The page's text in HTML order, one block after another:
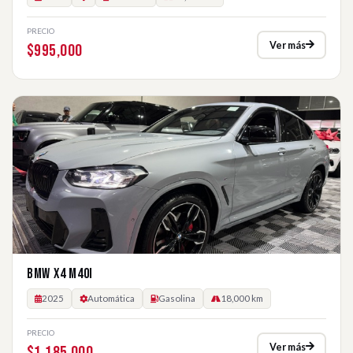
PRECIO
$995,000 Ver más
BMW X4 M40I
2025 Automática Gasolina 18,000 km
PRECIO
Ver más